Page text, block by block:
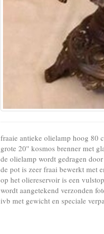
fraaie antieke olielamp hoog 80
grote 20'' kosmos brenner met
de olielamp wordt gedragen
de pot is zeer fraai bewerkt met
op het oliereservoir is een vulstop
wordt aangetekend verzonden
ivb met gewicht en speciale